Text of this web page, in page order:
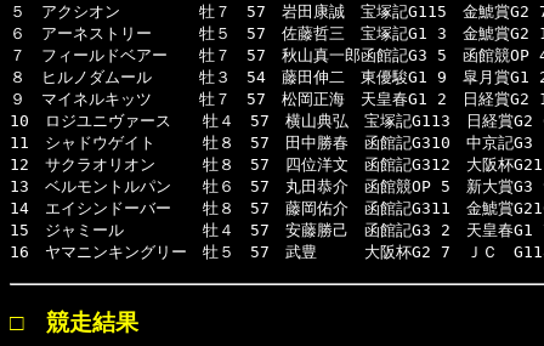
５　アクシオン　　　　　牡７　57　岩田康誠　宝塚記G115　金鯱賞
６　アーネストリー　　　牡５　57　佐藤哲三　宝塚記G1 3　金鯱賞G2
７　フィールドベアー　　牡７　57　秋山真一郎函館記G3 5　函館競OP
８　ヒルノダムール　　　牡３　54　藤田伸二　東優駿G1 9　皐月賞G1
９　マイネルキッツ　　　牡７　57　松岡正海　天皇春G1 2　日経賞G2
10　ロジユニヴァース　　牡４　57　横山典弘　宝塚記G113　日経賞
11　シャドウゲイト　　　牡８　57　田中勝春　函館記G310　中京記
12　サクラオリオン　　　牡８　57　四位洋文　函館記G312　大阪杯
13　ベルモントルパン　　牡６　57　丸田恭介　函館競OP 5　新大賞G3
14　エイシンドーバー　　牡８　57　藤岡佑介　函館記G311　金鯱賞
15　ジャミール　　　　　牡４　57　安藤勝己　函館記G3 2　天皇春
16　ヤマニンキングリー　牡５　57　武豊　　　大阪杯G2 7　ＪＣ　
□ 競走結果